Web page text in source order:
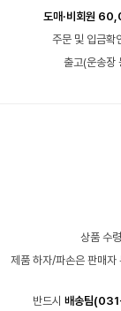
도매·비회원
주문 및 입금확
출고(운송장
상품 수
제품 하자/파손은 판매자
반드시 배송팀